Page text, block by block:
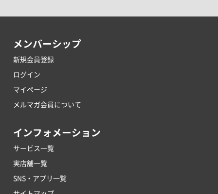
メンバーシップ
新規会員登録
ログイン
マイページ
メルマガ会員について
インフォメーション
サービス一覧
実店舗一覧
SNS・アプリ一覧